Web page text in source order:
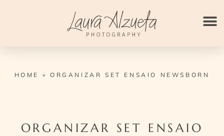
HOME » ORGANIZAR SET ENSAIO NEWSBORN
ORGANIZAR SET ENSAIO